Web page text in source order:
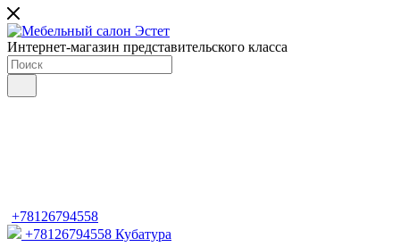
Интернет-магазин представительского класса
+78126794558
+78126794558 Кубатура